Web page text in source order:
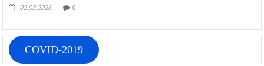
02.03.2026 0
COVID-2019